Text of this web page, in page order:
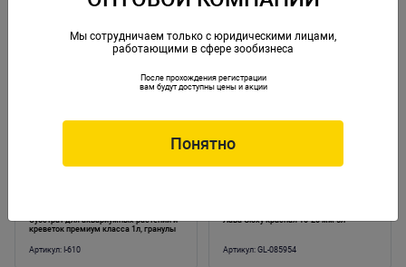
Аналогичные товары
Субстрат для аквариумных растений и
креветок премиум класса 1л, гранулы
Артикул: I-610
Лава Gloxy красная 10-20 мм 5л
Артикул: GL-085954
Мы сотрудничаем только с юридическими лицами,
работающими в сфере зообизнеса
После прохождения регистрации
вам будут доступны цены и акции
Понятно